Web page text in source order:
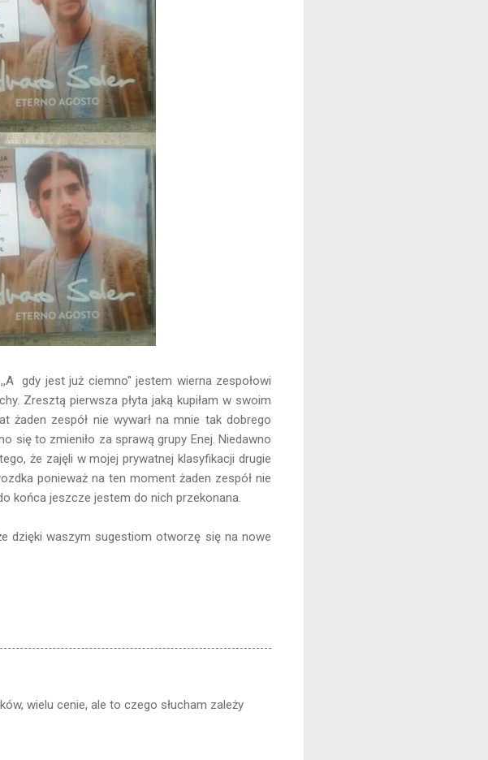
gdy jest już ciemno'' jestem wierna zespołowi
Zresztą pierwsza płyta jaką kupiłam w swoim
żaden zespół nie wywarł na mnie tak dobrego
się to zmieniło za sprawą grupy Enej. Niedawno
że zajęli w mojej prywatnej klasyfikacji drugie
ponieważ na ten moment żaden zespół nie
końca jeszcze jestem do nich przekonana.
dzięki waszym sugestiom otworzę się na nowe
wielu cenie, ale to czego słucham zależy